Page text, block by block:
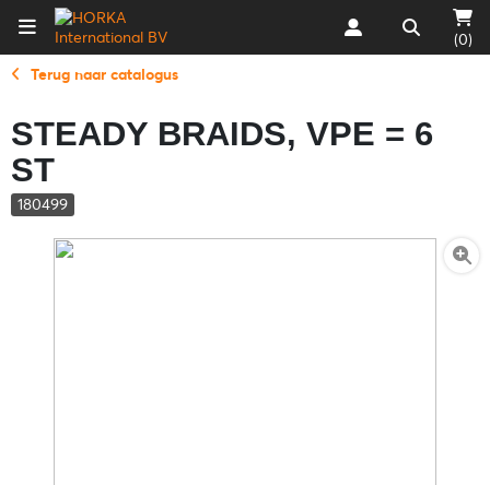
(0)
Terug naar catalogus
STEADY BRAIDS, VPE = 6
ST
180499